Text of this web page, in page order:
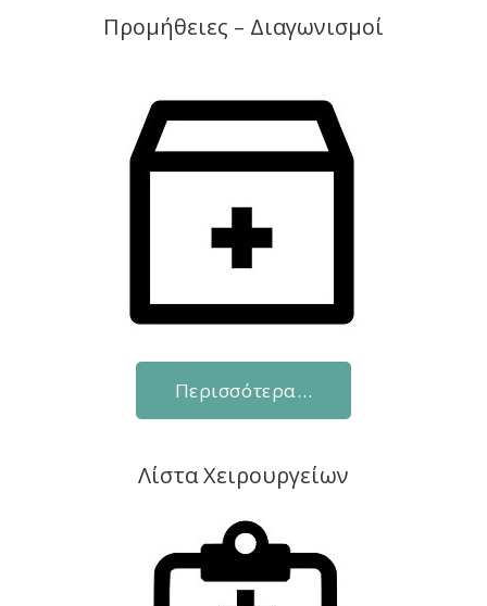
Προμήθειες – Διαγωνισμοί
Περισσότερα…
Λίστα Χειρουργείων